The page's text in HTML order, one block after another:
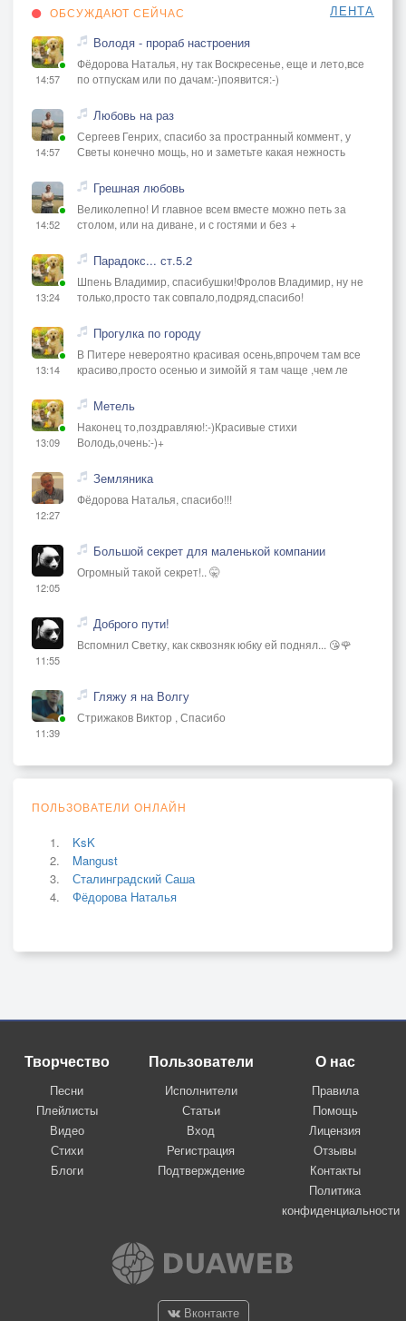
ОБСУЖДАЮТ СЕЙЧАС ЛЕНТА
14:57
Володя - прораб настроения
Фёдорова Наталья, ну так Воскресенье, еще и лето,все
по отпускам или по дачам:-)появится:-)
14:57
Любовь на раз
Сергеев Генрих, спасибо за пространный коммент, у
Светы конечно мощь, но и заметьте какая нежность
14:52
Грешная любовь
Великолепно! И главное всем вместе можно петь за
столом, или на диване, и с гостями и без +
13:24
Парадокс... ст.5.2
Шпень Владимир, спасибушки!Фролов Владимир, ну не
только,просто так совпало,подряд,спасибо!
13:14
Прогулка по городу
В Питере невероятно красивая осень,впрочем там все
красиво,просто осенью и зимойй я там чаще ,чем ле
13:09
Метель
Наконец то,поздравляю!:-)Красивые стихи
Володь,очень:-)+
12:27
Земляника
Фёдорова Наталья, спасибо!!!
12:05
Большой секрет для маленькой компании
Огромный такой секрет!.. 🤫
11:55
Доброго пути!
Вспомнил Светку, как сквозняк юбку ей поднял... 😘🌹
11:39
Гляжу я на Волгу
Стрижаков Виктор , Спасибо
ПОЛЬЗОВАТЕЛИ ОНЛАЙН
KsK
Mangust
Сталинградский Саша
Фёдорова Наталья
Творчество
Песни
Плейлисты
Видео
Стихи
Блоги
Пользователи
Исполнители
Статьи
Вход
Регистрация
Подтверждение
О нас
Правила
Помощь
Лицензия
Отзывы
Контакты
Политика
конфиденциальности
Вконтакте